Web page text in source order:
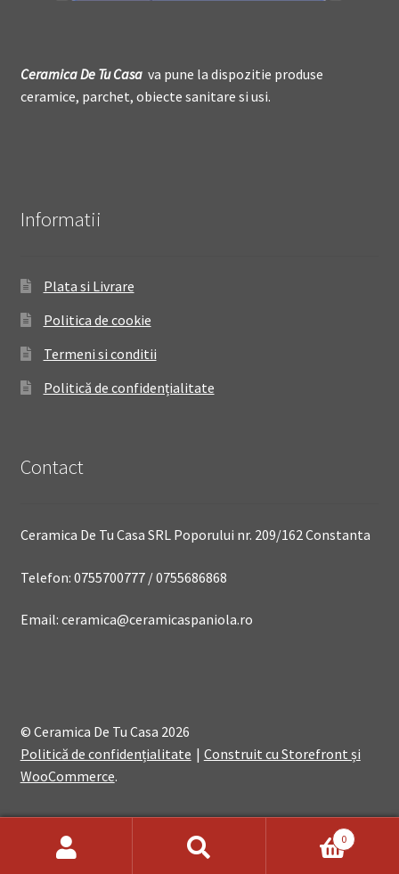
Ceramica DeTu Casava pune la dispozitie produse
ceramice, parchet, obiecte sanitare si usi.
Informatii
Plata si Livrare
Politica de cookie
Termeni si conditii
Politică de confidențialitate
Contact
Ceramica De Tu Casa SRL Poporului nr. 209/162 Constanta
Telefon: 0755700777 / 0755686868
Email: ceramica@ceramicaspaniola.ro
© Ceramica De Tu Casa 2026
Politică de confidențialitate
Construit cu Storefront și
WooCommerce.
0